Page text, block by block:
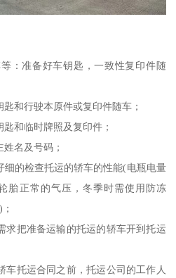
：准备好车钥匙，一致性复印件随
和行驶本原件或复印件随车；
和临时牌照及复印件；
名及号码；
细的检查托运的轿车的性能(电瓶电量
胎正常的气压，冬季时需使用防冻
求把准备运输的托运的轿车开到托运
车托运合同之前，托运公司的工作人